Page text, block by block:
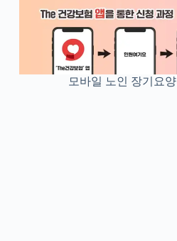
모바일 노인 장기요